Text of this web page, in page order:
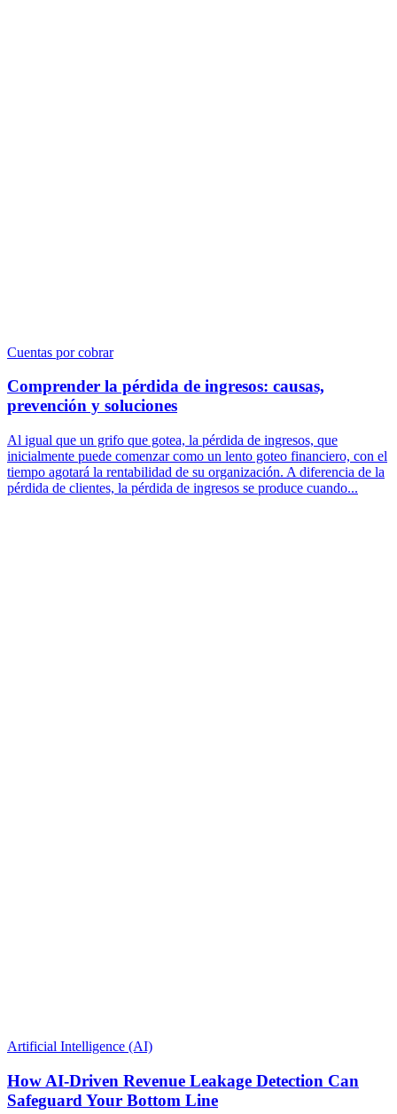
Cuentas por cobrar
Comprender la pérdida de ingresos: causas,
prevención y soluciones
Al igual que un grifo que gotea, la pérdida de ingresos, que
inicialmente puede comenzar como un lento goteo financiero, con el
tiempo agotará la rentabilidad de su organización. A diferencia de la
pérdida de clientes, la pérdida de ingresos se produce cuando...
Artificial Intelligence (AI)
How AI-Driven Revenue Leakage Detection Can
Safeguard Your Bottom Line